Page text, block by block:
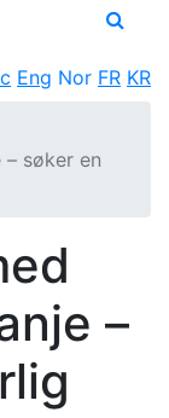
Eng Nor FR KR
søker en
–